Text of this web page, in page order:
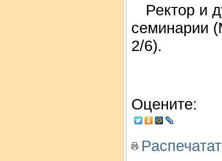
Ректор и
семинарии
2/6).
Оцените: